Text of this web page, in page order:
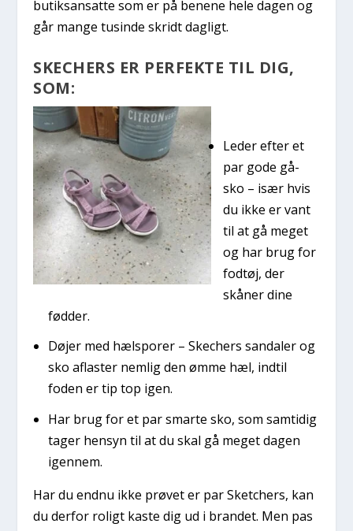
butiksansatte som er på benene hele dagen og
går mange tusinde skridt dagligt.
SKECHERS ER PERFEKTE TIL DIG,
SOM:
Leder efter et
par gode gå-
sko – især hvis
du ikke er vant
til at gå meget
og har brug for
fodtøj, der
skåner dine
fødder.
Døjer med hælsporer – Skechers sandaler og
sko aflaster nemlig den ømme hæl, indtil
foden er tip top igen.
Har brug for et par smarte sko, som samtidig
tager hensyn til at du skal gå meget dagen
igennem.
Har du endnu ikke prøvet er par Sketchers, kan
du derfor roligt kaste dig ud i brandet. Men pas